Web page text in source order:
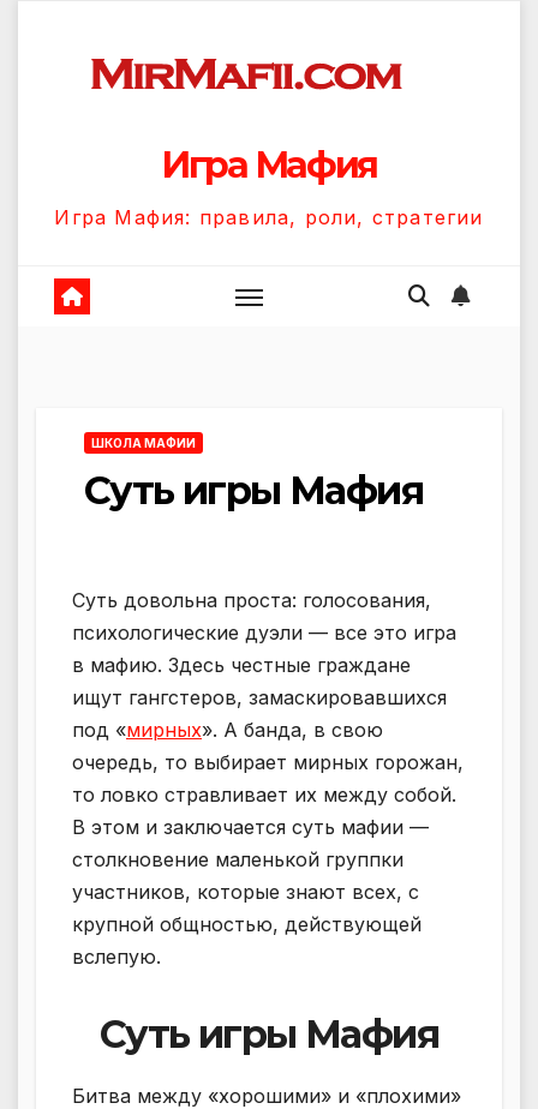
содержанию
Игра Мафия
Игра Мафия: правила, роли, стратегии
ШКОЛА МАФИИ
Суть игры Мафия
Суть довольна проста: голосования,
психологические дуэли — все это игра
в мафию. Здесь честные граждане
ищут гангстеров, замаскировавшихся
под «мирных». А банда, в свою
очередь, то выбирает мирных горожан,
то ловко стравливает их между собой.
В этом и заключается суть мафии —
столкновение маленькой группки
участников, которые знают всех, с
крупной общностью, действующей
вслепую.
Суть игры Мафия
Битва между «хорошими» и «плохими»